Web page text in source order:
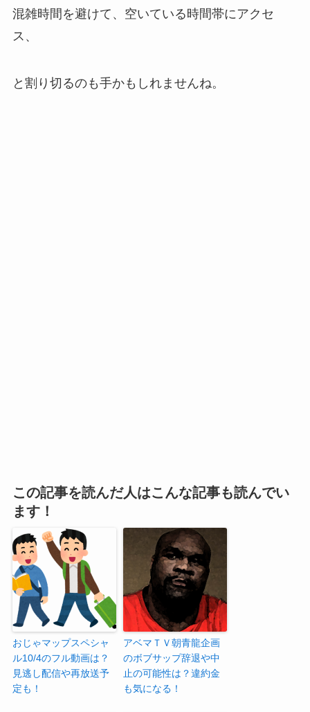
混雑時間を避けて、空いている時間帯にアクセ
ス、
と割り切るのも手かもしれませんね。
この記事を読んだ人はこんな記事も読んでい
ます！
おじゃマップスペシャ
ル10/4のフル動画は？
見逃し配信や再放送予
定も！
アベマＴＶ朝青龍企画
のボブサップ辞退や中
止の可能性は？違約金
も気になる！